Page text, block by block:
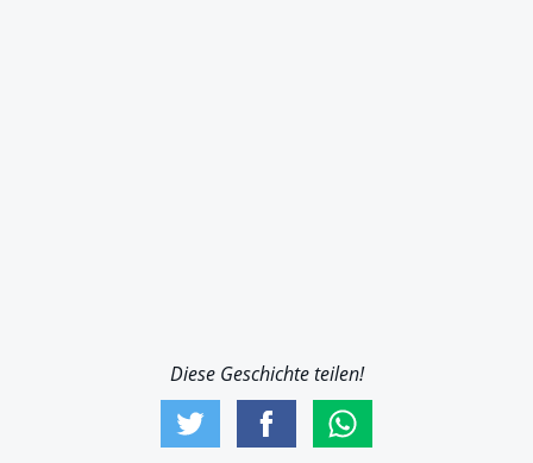
Diese Geschichte teilen!